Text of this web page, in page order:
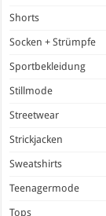
Shorts
Socken + Strümpfe
Sportbekleidung
Stillmode
Streetwear
Strickjacken
Sweatshirts
Teenagermode
Tops